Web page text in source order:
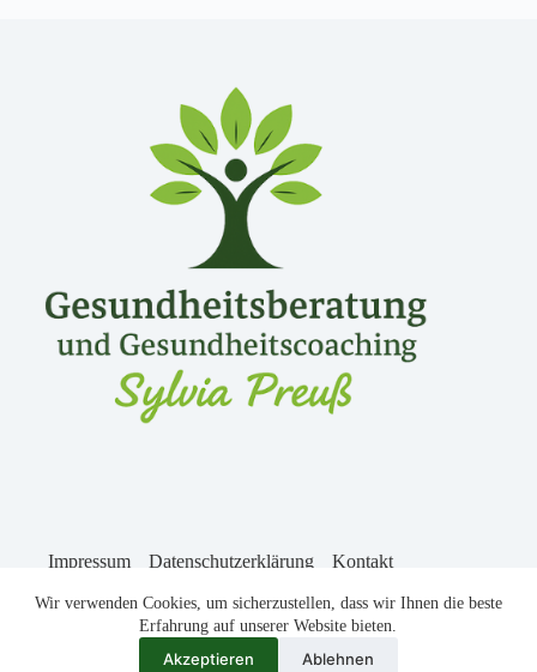
Wir verwenden Cookies, um sicherzustellen, dass wir Ihnen die beste
Erfahrung auf unserer Website bieten.
Akzeptieren Ablehnen
Impressum Datenschutzerklärung
Kontakt